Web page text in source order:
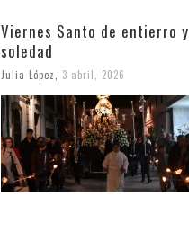
Viernes Santo de entierro y
soledad
Julia López 3 abril, 2026